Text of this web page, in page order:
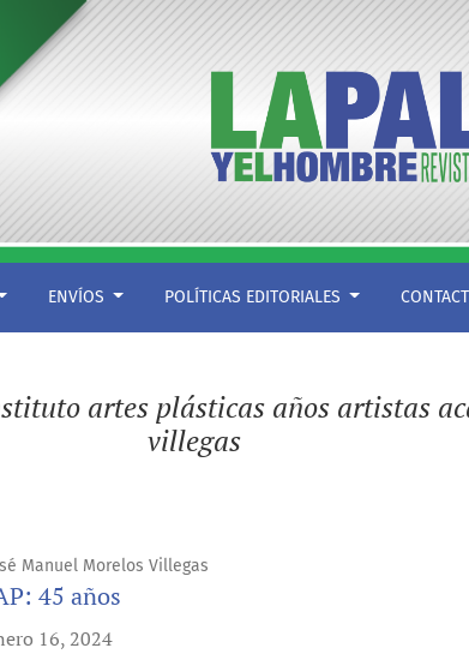
ENVÍOS POLÍTICAS EDITORIALES
artes plásticas años artistas
villegas
Manuel Morelos Villegas
45 años
16, 2024